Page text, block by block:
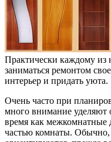
Практически каждому из
заниматься ремонтом
интерьер и придать уюта.
Очень часто при
много внимание уделяют
время как межкомнатные
частью комнаты. Обычно,